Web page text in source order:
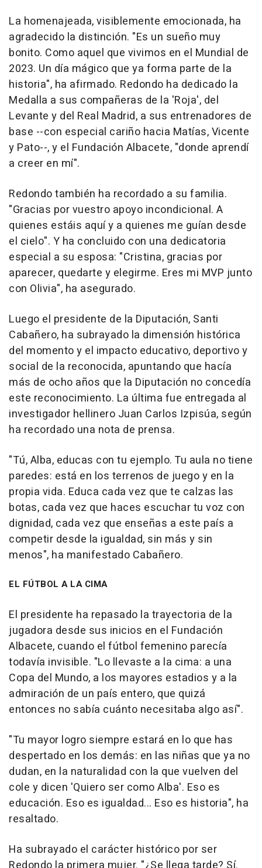
La homenajeada, visiblemente emocionada, ha
agradecido la distinción. "Es un sueño muy
bonito. Como aquel que vivimos en el Mundial de
2023. Un día mágico que ya forma parte de la
historia", ha afirmado. Redondo ha dedicado la
Medalla a sus compañeras de la 'Roja', del
Levante y del Real Madrid, a sus entrenadores de
base --con especial cariño hacia Matías, Vicente
y Pato--, y el Fundación Albacete, "donde aprendí
a creer en mí".
Redondo también ha recordado a su familia.
"Gracias por vuestro apoyo incondicional. A
quienes estáis aquí y a quienes me guían desde
el cielo". Y ha concluido con una dedicatoria
especial a su esposa: "Cristina, gracias por
aparecer, quedarte y elegirme. Eres mi MVP junto
con Olivia", ha asegurado.
Luego el presidente de la Diputación, Santi
Cabañero, ha subrayado la dimensión histórica
del momento y el impacto educativo, deportivo y
social de la reconocida, apuntando que hacía
más de ocho años que la Diputación no concedía
este reconocimiento. La última fue entregada al
investigador hellinero Juan Carlos Izpisúa, según
ha recordado una nota de prensa.
"Tú, Alba, educas con tu ejemplo. Tu aula no tiene
paredes: está en los terrenos de juego y en la
propia vida. Educa cada vez que te calzas las
botas, cada vez que haces escuchar tu voz con
dignidad, cada vez que enseñas a este país a
competir desde la igualdad, sin más y sin
menos", ha manifestado Cabañero.
EL FÚTBOL A LA CIMA
El presidente ha repasado la trayectoria de la
jugadora desde sus inicios en el Fundación
Albacete, cuando el fútbol femenino parecía
todavía invisible. "Lo llevaste a la cima: a una
Copa del Mundo, a los mayores estadios y a la
admiración de un país entero, que quizá
entonces no sabía cuánto necesitaba algo así".
"Tu mayor logro siempre estará en lo que has
despertado en los demás: en las niñas que ya no
dudan, en la naturalidad con la que vuelven del
cole y dicen 'Quiero ser como Alba'. Eso es
educación. Eso es igualdad... Eso es historia", ha
resaltado.
Ha subrayado el carácter histórico por ser